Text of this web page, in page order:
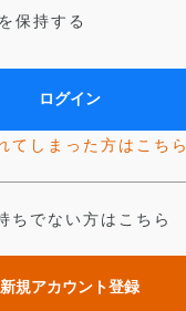
保持する
てしまった方はこちら
ちでない方はこちら
新規アカウント登録